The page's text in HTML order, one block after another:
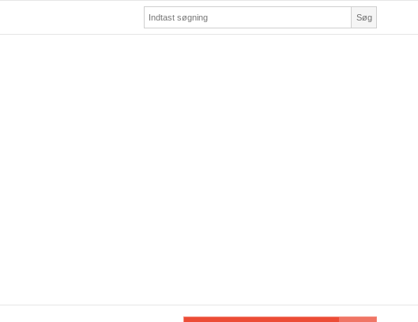
Søg